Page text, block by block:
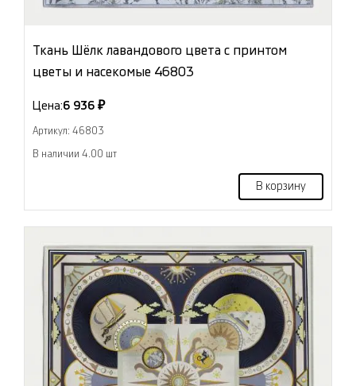
Ткань Шёлк лавандового цвета с принтом
цветы и насекомые 46803
Цена:6 936 ₽
Артикул: 46803
В наличии 4.00 шт
В корзину